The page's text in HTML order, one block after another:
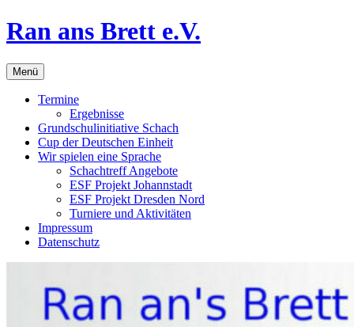
Zum
Inhalt
Ran ans Brett e.V.
Menü
Termine
Ergebnisse
Grundschulinitiative Schach
Cup der Deutschen Einheit
Wir spielen eine Sprache
Schachtreff Angebote
ESF Projekt Johannstadt
ESF Projekt Dresden Nord
Turniere und Aktivitäten
Impressum
Datenschutz